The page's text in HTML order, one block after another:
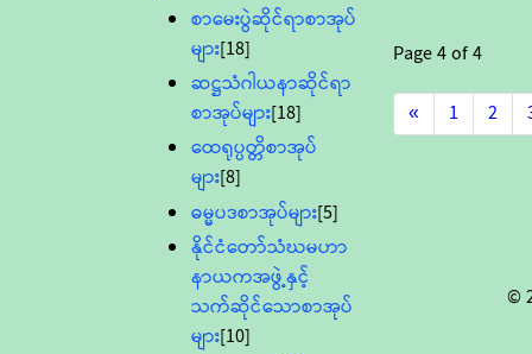
စာမေးပွဲဆိုင်ရာစာအုပ်
များ[18]
ဆဋ္ဌသံဂါယနာဆိုင်ရာ
စာအုပ်များ[18]
ထေရုပ္ပတ္တိစာအုပ်
များ[8]
ဓမ္မပဒစာအုပ်များ[5]
နိုင်ငံတော်သံဃမဟာ
နာယကအဖွဲ့နှင့်
သက်ဆိုင်သောစာအုပ်
များ[10]
Page4of4
«
1 2
©